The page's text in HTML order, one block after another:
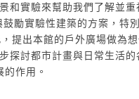
和實驗來幫助我們了解並重
勵實驗性建築的方案，特
提出本館的戶外廣場做為
探討都市計畫與日常生活的
作用。